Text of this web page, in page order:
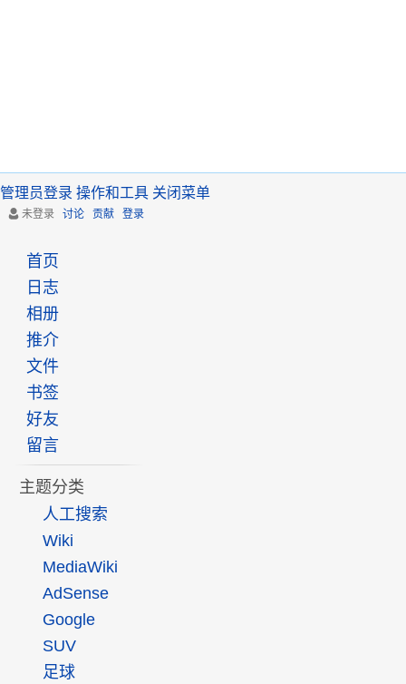
管理员登录 操作和工具 关闭菜单
未登录 讨论 贡献 登录
首页
日志
相册
推介
文件
书签
好友
留言
主题分类
人工搜索
Wiki
MediaWiki
AdSense
Google
SUV
足球